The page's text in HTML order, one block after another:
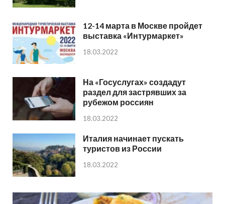
12-14 марта в Москве пройдет
выставка «Интурмаркет»
18.03.2022
На «Госуслугах» создадут
раздел для застрявших за
рубежом россиян
18.03.2022
Италия начинает пускать
туристов из России
18.03.2022